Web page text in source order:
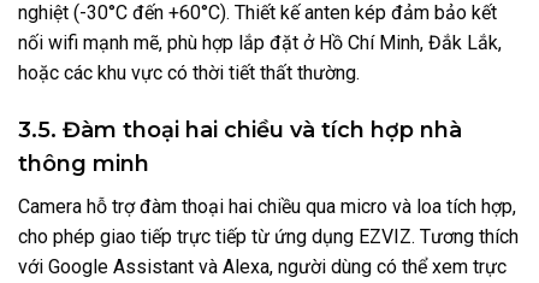
nghiệt (-30°C đến +60°C). Thiết kế anten kép đảm bảo kết
nối wifi mạnh mẽ, phù hợp lắp đặt ở Hồ Chí Minh, Đắk Lắk,
hoặc các khu vực có thời tiết thất thường.
3.5. Đàm thoại hai chiều và tích hợp nhà
thông minh
Camera hỗ trợ đàm thoại hai chiều qua micro và loa tích hợp,
cho phép giao tiếp trực tiếp từ ứng dụng EZVIZ. Tương thích
với Google Assistant và Alexa, người dùng có thể xem trực